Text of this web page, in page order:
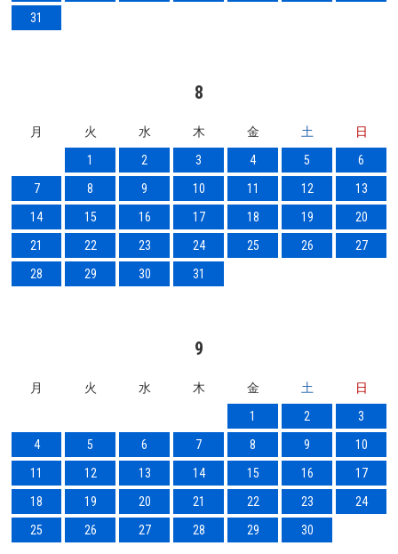
31
8
月 火 水 木 金 土
日
1
2 3 4 5
6
7
8 9 10 11 12
13
14
15 16 17 18 19
20
21
22 23 24 25 26
27
28
29 30 31
9
月 火 水 木 金 土
日
1
2
3
4
5 6 7 8 9
10
11
12 13 14 15 16
17
18
19 20 21 22 23
24
25
26 27 28 29 30